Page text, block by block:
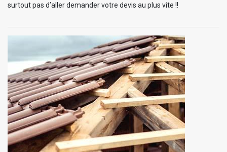
surtout pas d’aller demander votre devis au plus vite !!